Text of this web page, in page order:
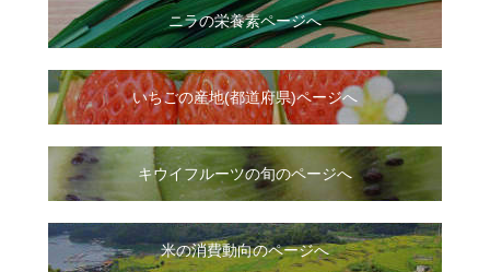
ニラの栄養素ページへ
いちごの産地(都道府県)ページへ
キウイフルーツの旬のページへ
米の消費動向のページへ